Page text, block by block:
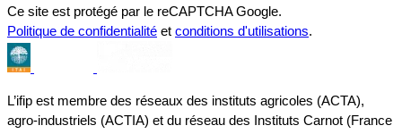
Ce site est protégé par le reCAPTCHA Google.
Politique de confidentialité et conditions d'utilisations.
L’ifip est membre des réseaux des instituts agricoles (ACTA),
agro-industriels (ACTIA) et du réseau des Instituts Carnot (France